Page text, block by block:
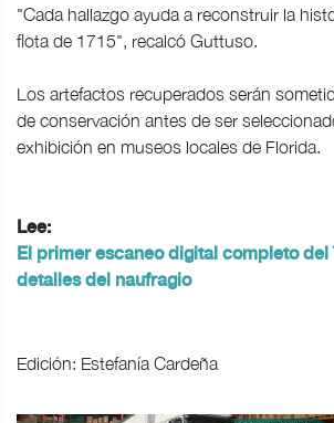
"Cada hallazgo ayuda a reconstruir la
flota de 1715", recalcó Guttuso.
Los artefactos recuperados serán
de conservación antes de ser
exhibición en museos locales de Florida.
Lee:
El primer escaneo digital completo
detalles del naufragio
Edición: Estefanía Cardeña